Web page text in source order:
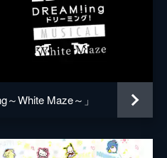
White Maze～」